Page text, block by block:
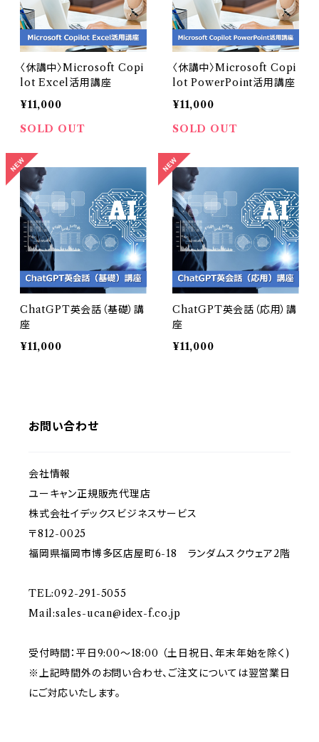
〈休講中〉Microsoft Copi
lot Excel活用講座
¥11,000
SOLD OUT
〈休講中〉Microsoft Copi
lot PowerPoint活用講座
¥11,000
SOLD OUT
ChatGPT英会話（基礎）講
座
¥11,000
ChatGPT英会話（応用）講
座
¥11,000
お問い合わせ
会社情報
ユーキャン正規販売代理店
株式会社イデックスビジネスサービス
〒812-0025
福岡県福岡市博多区店屋町6-18 ランダムスクウェア2階
TEL:092-291-5055
Mail:sales-ucan@idex-f.co.jp
受付時間：平日9:00～18:00 （土日祝日、年末年始を除く)
※上記時間外のお問い合わせ、ご注文については翌営業日
にご対応いたします。